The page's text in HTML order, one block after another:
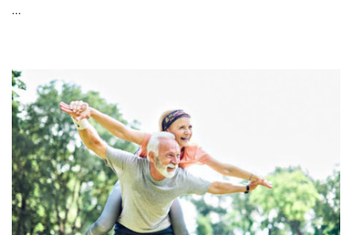
…